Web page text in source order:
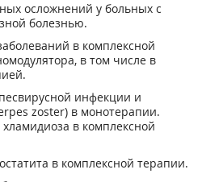
осложнений у больных с
болезнью.
в комплексной
в том числе в
инфекции и
zoster) в монотерапии.
в комплексной
в комплексной терапии.